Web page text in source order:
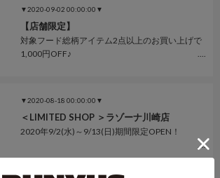
▼2020-09-02 00:00:00▼
【店舗限定】
対象フード総柄アイテム2点以上のお買い上げで
1,000円OFF♪
▼2020-08-18 00:00:00▼
＜LIMITED SHOP ＞ラゾーナ川崎店
2020年9/2(水)～9/13(日)期間限定OPEN！